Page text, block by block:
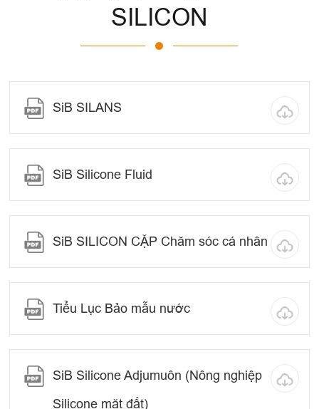
SILICON
SiB SILANS
SiB Silicone Fluid
SiB SILICON CẶP Chăm sóc cá nhân
Tiểu Lục Bảo mẫu nước
SiB Silicone Adjumuôn (Nông nghiệp
Silicone mặt đất)